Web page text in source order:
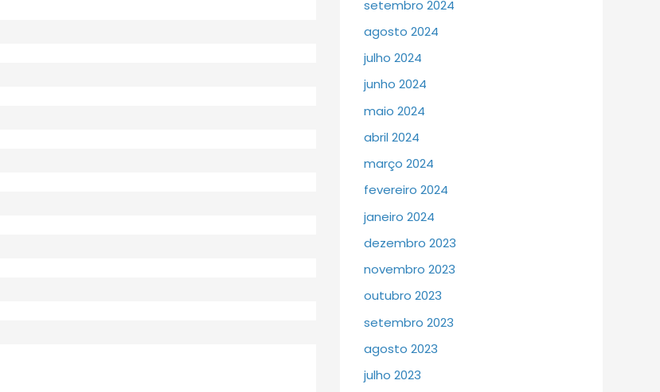
setembro 2024
agosto 2024
julho 2024
junho 2024
maio 2024
abril 2024
março 2024
fevereiro 2024
janeiro 2024
dezembro 2023
novembro 2023
outubro 2023
setembro 2023
agosto 2023
julho 2023